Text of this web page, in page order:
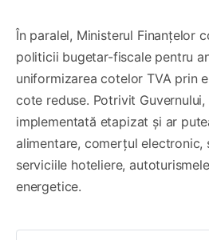
În paralel, Ministerul Finanțelor
politicii bugetar-fiscale pentru
uniformizarea cotelor TVA prin
cote reduse. Potrivit
implementată etapizat și ar
alimentare, comerțul electronic,
serviciile hoteliere,
energetice.